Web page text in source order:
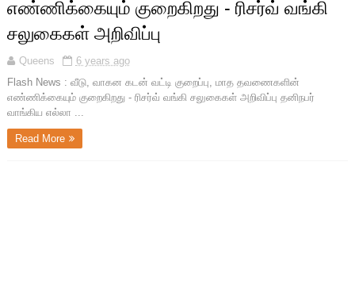
எண்ணிக்கையும் குறைகிறது - ரிசர்வ் வங்கி
சலுகைகள் அறிவிப்பு
Queens
6 years ago
Flash News : வீடு, வாகன கடன் வட்டி குறைப்பு, மாத தவணைகளின்
எண்ணிக்கையும் குறைகிறது - ரிசர்வ் வங்கி சலுகைகள் அறிவிப்பு தனிநபர்
வாங்கிய எல்லா ...
Read More